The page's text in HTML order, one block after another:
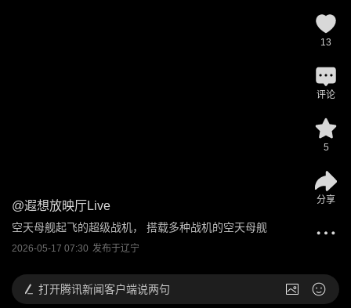
@遐想放映厅Live
空天母舰起飞的超级战机， 搭载多种战机的空天母舰
2026-05-17 07:30 发布于辽宁
13
评论
5
分享
打开腾讯新闻客户端说两句